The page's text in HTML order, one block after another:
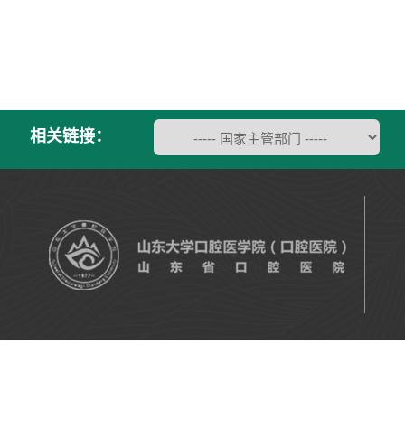
相关链接：